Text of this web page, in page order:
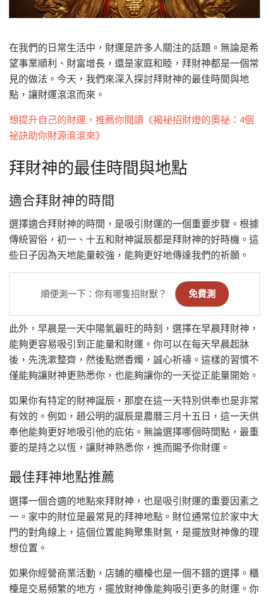
在我們的日常生活中，財運是許多人關注的話題。無論是希
望事業順利、財富增長，還是家庭和睦，拜財神都是一個常
見的做法。今天，我們來深入探討拜財神的最佳時間與地
點，讓財運滾滾而來。
想提升自己的財運，推薦你閱讀《揭祕招財燈的奧祕：4個
祕訣助你財源滾滾來》
拜財神的最佳時間與地點
適合拜財神的時間
選擇適合拜財神的時間，是吸引財運的一個重要步驟。根據
傳統習俗，初一、十五和財神誕辰都是拜財神的好時機。這
些日子因為天地能量較強，能夠更好地傳達我們的祈願。
順便測一下：你有哪隻招財獸？ 免費測
此外，早晨是一天中陽氣最旺的時刻，選擇在早晨拜財神，
能夠更容易吸引到正能量和財運。你可以在每天早晨起牀
後，先洗漱整齊，然後點燃香燭，誠心祈禱。這樣的習慣不
僅能夠讓財神更熟悉你，也能夠讓你的一天從正能量開始。
如果你有特定的財神誕辰，那麼在這一天特別供奉也是非常
有效的。例如，趙公明的誕辰是農曆三月十五日，這一天供
奉他能夠更好地吸引他的庇佑。無論選擇哪個時間點，最重
要的是持之以恆，讓財神熟悉你，進而賜予你財運。
最佳拜神地點推薦
選擇一個合適的地點來拜財神，也是吸引財運的重要因素之
一。家中的財位是最常見的拜神地點。財位通常位於家中大
門的對角線上，這個位置能夠聚集財氣，是擺放財神像的理
想位置。
如果你經營商業活動，店鋪的櫃檯也是一個不錯的選擇。櫃
檯是交易頻繁的地方，擺放財神像能夠吸引更多的財運。你